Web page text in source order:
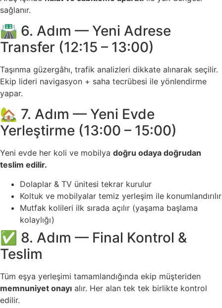
sağlanır.
🛣️ 6. Adım — Yeni Adrese
Transfer (12:15 – 13:00)
Taşınma güzergâhı, trafik analizleri dikkate alınarak seçilir.
Ekip lideri navigasyon + saha tecrübesi ile yönlendirme
yapar.
🏡 7. Adım — Yeni Evde
Yerleştirme (13:00 – 15:00)
Yeni evde her koli ve mobilya doğru odaya doğrudan
teslim edilir.
Dolaplar & TV ünitesi tekrar kurulur
Koltuk ve mobilyalar temiz yerleşim ile konumlandırılır
Mutfak kolileri ilk sırada açılır (yaşama başlama
kolaylığı)
✅ 8. Adım — Final Kontrol &
Teslim
Tüm eşya yerleşimi tamamlandığında ekip müşteriden
memnuniyet onayı alır. Her alan tek tek birlikte kontrol
edilir.